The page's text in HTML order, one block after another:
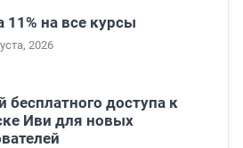
11% на все курсы
2026
бесплатного доступа к
Иви для новых